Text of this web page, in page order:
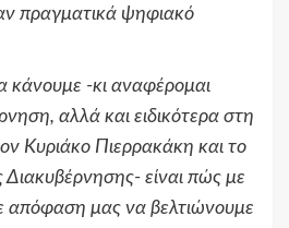
πραγματικά ψηφιακό
κάνουμε -κι αναφέρομαι
αλλά και ειδικότερα στη
Κυριάκο Πιερρακάκη και το
είναι πώς με
απόφαση μας να βελτιώνουμε